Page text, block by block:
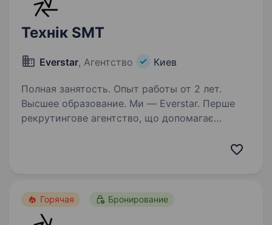
Технік SMT
Everstar, Агентство Киев
Полная занятость. Опыт работы от 2 лет.
Высшее образование. Ми — Everstar. Перше
рекрутингове агентство, що допомагає
людей та спільно наближати перемогу. Зараз
Горячая Бронирование